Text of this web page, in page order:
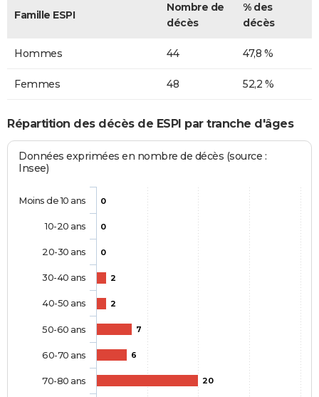
Famille ESPI
Nombre de
décès
% des
décès
Hommes 44 47,8 %
Femmes 48 52,2 %
Répartition des décès de ESPI par tranche d'âges
Données exprimées en nombre de décès (source :
Insee)
0
0
0
2
2
7
6
20
Moins de 10 ans
10-20 ans
20-30 ans
30-40 ans
40-50 ans
50-60 ans
60-70 ans
70-80 ans